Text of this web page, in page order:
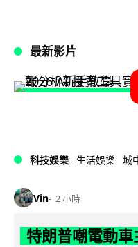
最新影片
科技娛樂 生活娛樂 城
Vin 2 小時
特朗普嘲電動